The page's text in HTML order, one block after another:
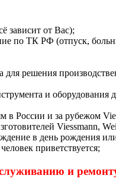
зависит от Вас);
по ТК РФ (отпуск,
для решения
и оборудования
России и за рубежом
Viessmann,
в день рождения
приветствуется;
и